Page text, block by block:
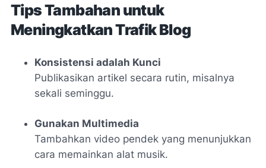
Tips Tambahan untuk
Meningkatkan Trafik Blog
Konsistensi adalah Kunci
Publikasikan artikel secara rutin, misalnya
sekali seminggu.
Gunakan Multimedia
Tambahkan video pendek yang menunjukkan
cara memainkan alat musik.